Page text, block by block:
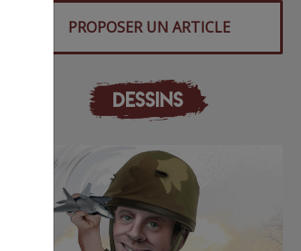
PROPOSER UN ARTICLE
DESSINS